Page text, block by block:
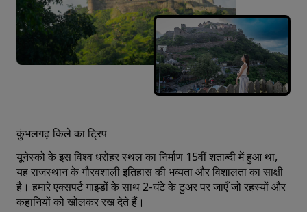
कुंभलगढ़ किले का ट्रिप
यूनेस्को के इस विश्व धरोहर स्थल का निर्माण 15वीं शताब्दी में हुआ था,
यह राजस्थान के गौरवशाली इतिहास की भव्यता और विशालता का साक्षी
है। हमारे एक्सपर्ट गाइडों के साथ 2-घंटे के टुअर पर जाएँ जो रहस्यों और
कहानियों को खोलकर रख देते हैं।